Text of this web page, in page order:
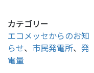
カテゴリー
エコメッセからのお知
らせ、 市民発電所、 発
電量